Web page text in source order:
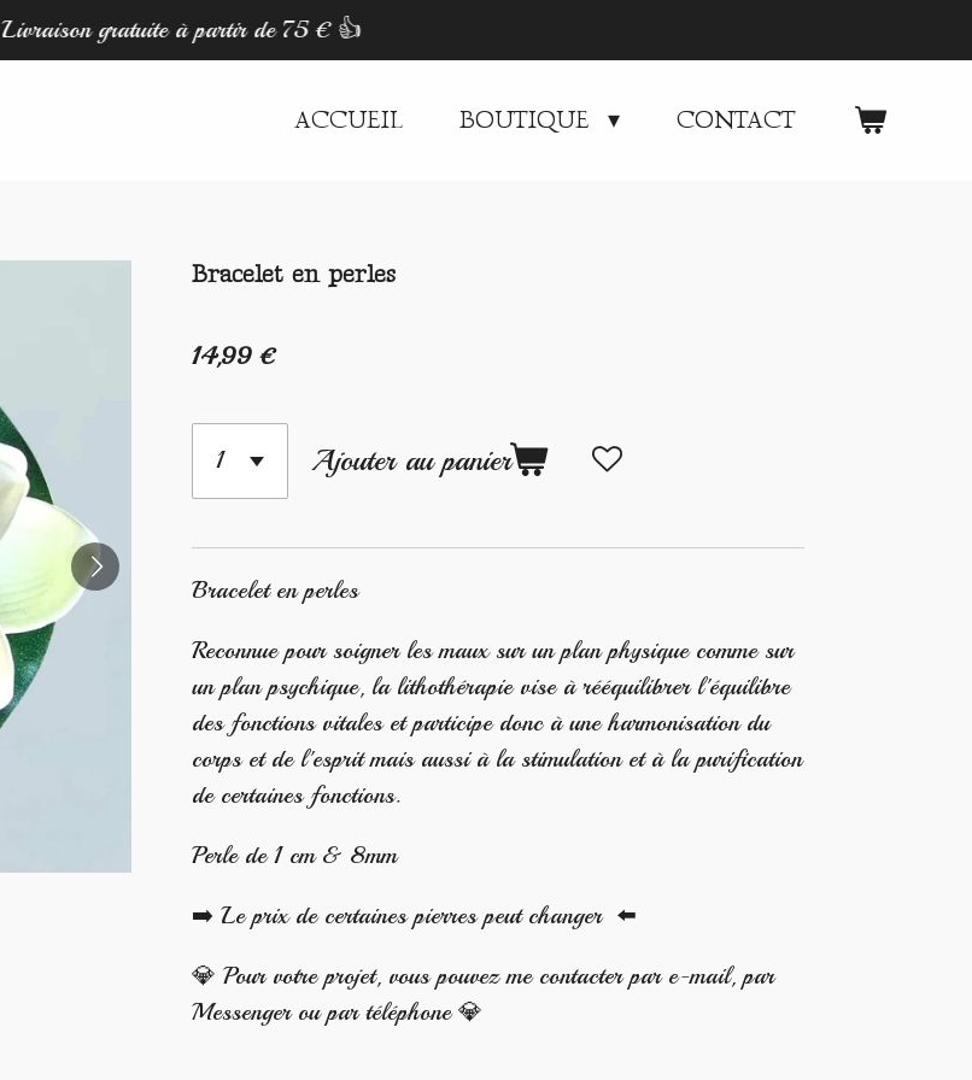
Livraison gratuite à partir de 75 € 👍
ACCUEIL BOUTIQUE CONTACT
Bracelet en perles
14,99 €
Ajouter au panier
Bracelet en perles
Reconnue pour soigner les maux sur un plan physique comme sur
un plan psychique, la lithothérapie vise à rééquilibrer l'équilibre
des fonctions vitales et participe donc à une harmonisation du
corps et de l'esprit mais aussi à la stimulation et à la purification
de certaines fonctions.
Perle de 1 cm & 8mm
➡️ Le prix de certaines pierres peut changer ⬅️
💎 Pour votre projet, vous pouvez me contacter par e-mail, par
Messenger ou par téléphone 💎